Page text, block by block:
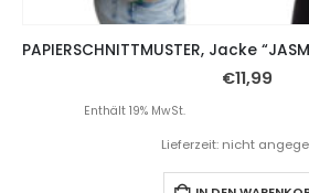
€11,99
Enthält 19% MwSt.
Lieferzeit: nicht